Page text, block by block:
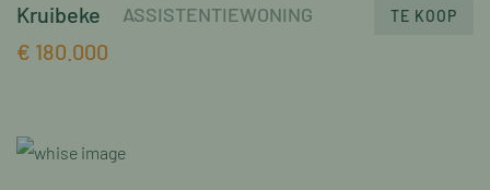
Kruibeke ASSISTENTIEWONING TE KOOP
€ 180.000